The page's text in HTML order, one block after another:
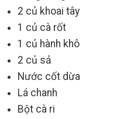
2 củ khoai tây
1 củ cà rốt
1 củ hành khô
2 củ sả
Nước cốt dừa
Lá chanh
Bột cà ri